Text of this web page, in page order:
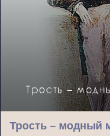
Трость – модный